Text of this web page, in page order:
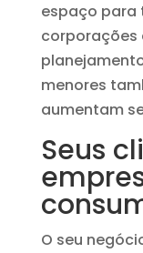
espaço para
corporações
menores
aumentam
Seus
O seu